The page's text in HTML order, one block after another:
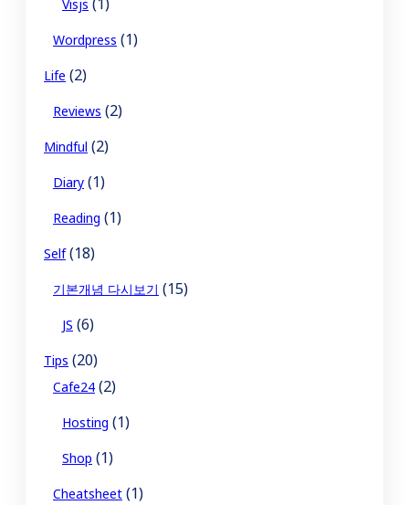
Visjs
Wordpress (1)
Life (2)
Reviews (2)
Mindful (2)
Diary (1)
Reading (1)
Self(18)
기본개념 다시보기 (15)
JS (6)
Tips (20)
Cafe24 (2)
Hosting (1)
Shop (1)
Cheatsheet (1)